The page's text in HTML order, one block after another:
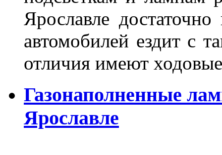
Ярославле
автомобилей ездит с
отличия имеют
Газонаполненные
Ярославле